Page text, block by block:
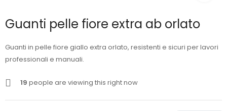
Guanti pelle fiore extra ab orlato
Guanti in pelle fiore giallo extra orlato, resistenti e sicuri per lavori
professionali e manuali.
19 people are viewing this right now